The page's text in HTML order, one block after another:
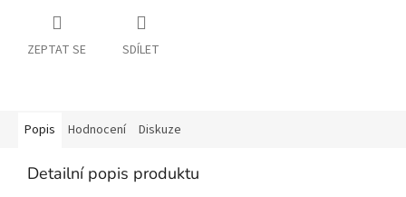
ZEPTAT SE SDÍLET
Popis Hodnocení Diskuze
Detailní popis produktu